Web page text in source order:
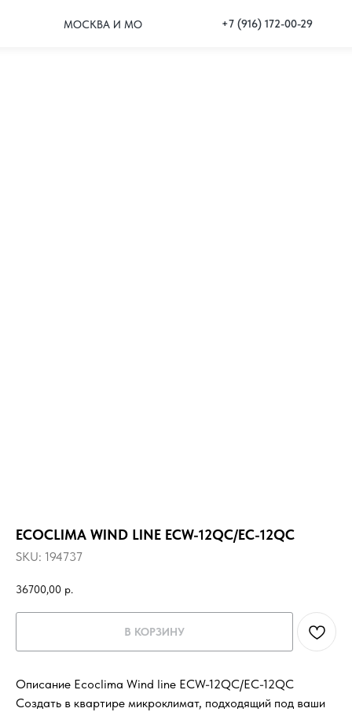
МОСКВА И МО +7 (916) 172-00-29
ECOCLIMA WIND LINE ECW-12QC/EC-12QC
SKU: 194737
36700,00 р.
В КОРЗИНУ
Описание Ecoclima Wind line ECW-12QC/EC-12QC
Создать в квартире микроклимат, подходящий под ваши